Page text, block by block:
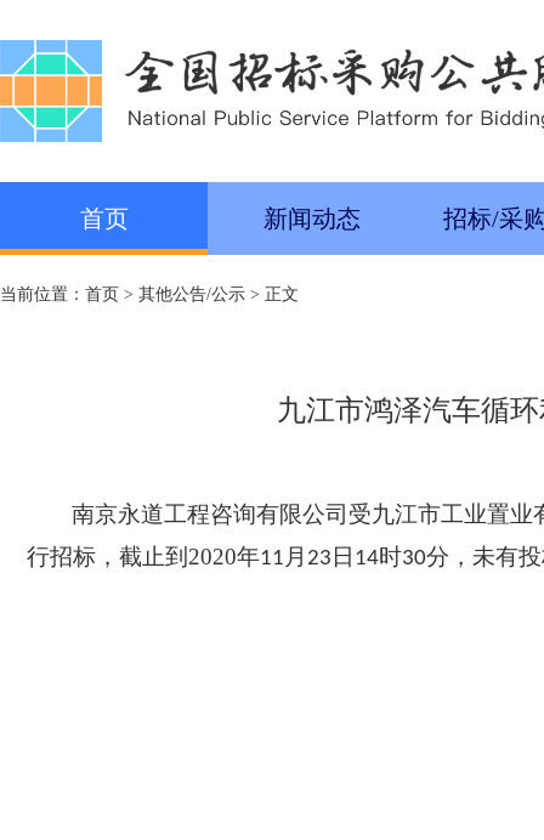
首页 新闻动态 招标/采
当前位置： 首页 > 其他公告/公示 > 正文
九江市鸿泽汽车循
南京永道工程咨询有限公司受九江市工业置
行招标 ，截止到 2020年11 月 23 日 14时30分，未有